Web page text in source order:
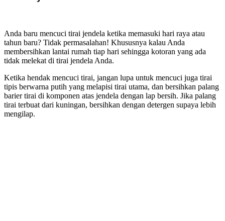
Anda baru mencuci tirai jendela ketika memasuki hari raya atau
tahun baru? Tidak permasalahan! Khususnya kalau Anda
membersihkan lantai rumah tiap hari sehingga kotoran yang ada
tidak melekat di tirai jendela Anda.
Ketika hendak mencuci tirai, jangan lupa untuk mencuci juga tirai
tipis berwarna putih yang melapisi tirai utama, dan bersihkan palang
barier tirai di komponen atas jendela dengan lap bersih. Jika palang
tirai terbuat dari kuningan, bersihkan dengan detergen supaya lebih
mengilap.